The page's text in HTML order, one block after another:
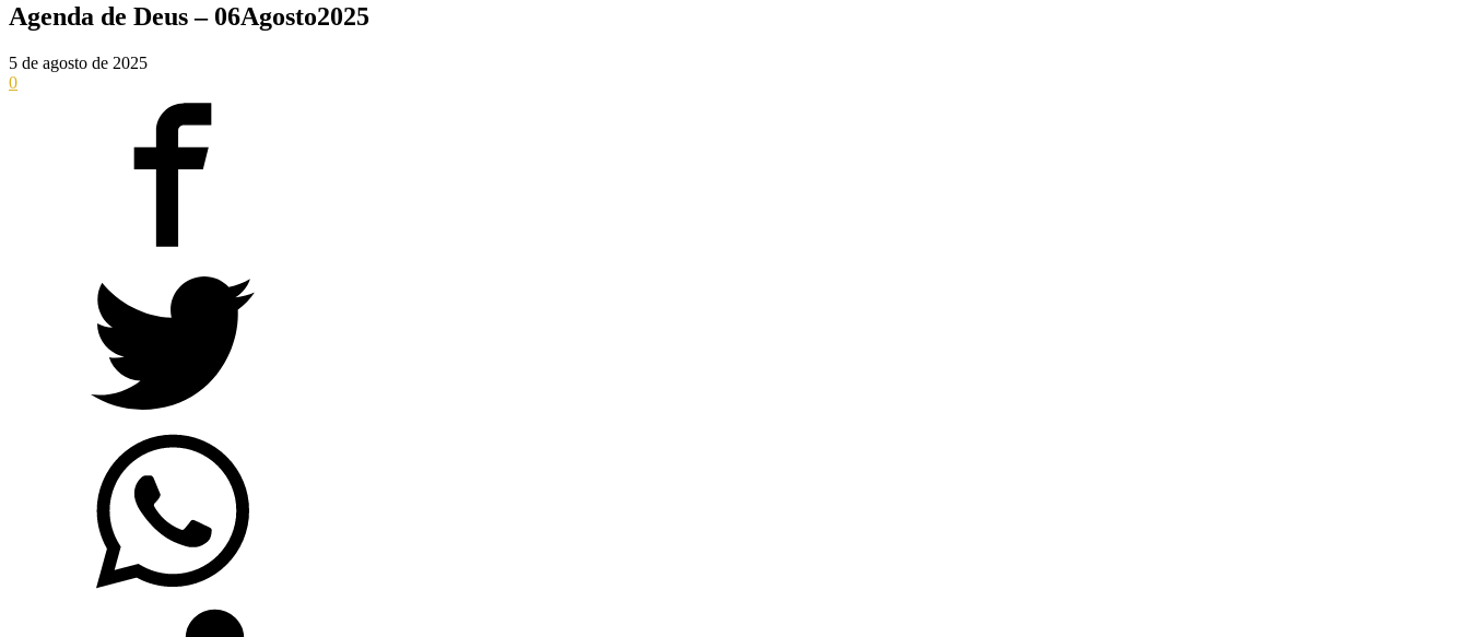
Agenda de Deus – 06Agosto2025
5 de agosto de 2025
0